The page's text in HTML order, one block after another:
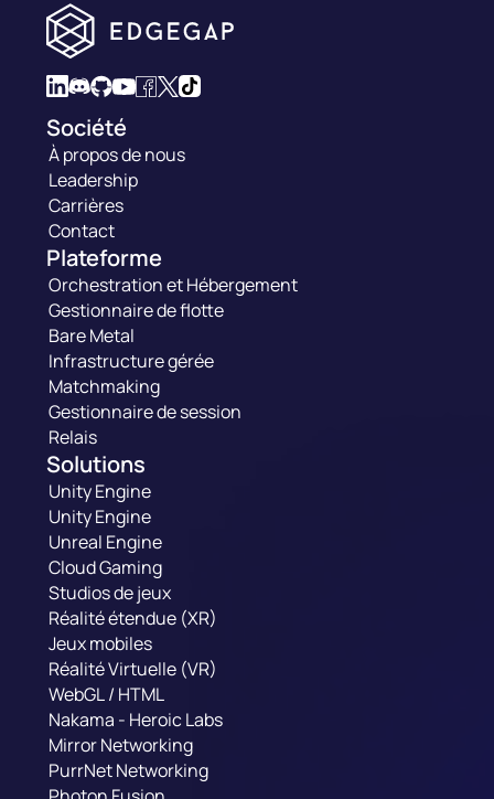
Société
À propos de nous
Leadership
Carrières
Contact
Plateforme
Orchestration et Hébergement
Gestionnaire de flotte
Bare Metal
Infrastructure gérée
Matchmaking
Gestionnaire de session
Relais
Solutions
Unity Engine
Unity Engine
Unreal Engine
Cloud Gaming
Studios de jeux
Réalité étendue (XR)
Jeux mobiles
Réalité Virtuelle (VR)
WebGL / HTML
Nakama - Heroic Labs
Mirror Networking
PurrNet Networking